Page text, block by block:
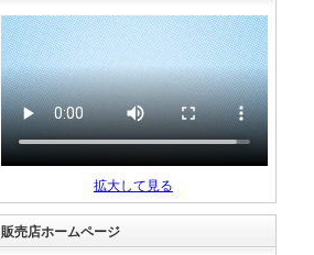
拡大して見る
販売店ホームページ